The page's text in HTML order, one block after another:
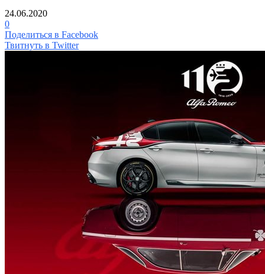
24.06.2020
0
Поделиться в Facebook
Твитнуть в Twitter